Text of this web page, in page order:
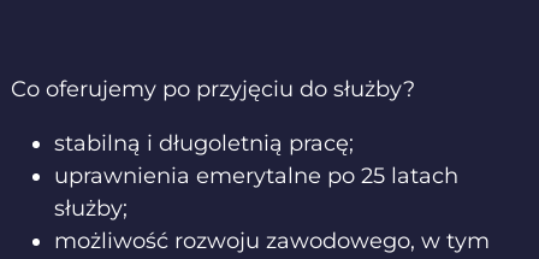
Co oferujemy po przyjęciu do służby?
stabilną i długoletnią pracę;
uprawnienia emerytalne po 25 latach
służby;
możliwość rozwoju zawodowego, w tym